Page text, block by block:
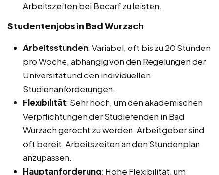
Arbeitszeiten bei Bedarf zu leisten.
Studentenjobs in Bad Wurzach
Arbeitsstunden: Variabel, oft bis zu 20 Stunden
pro Woche, abhängig von den Regelungen der
Universität und den individuellen
Studienanforderungen.
Flexibilität: Sehr hoch, um den akademischen
Verpflichtungen der Studierenden in Bad
Wurzach gerecht zu werden. Arbeitgeber sind
oft bereit, Arbeitszeiten an den Stundenplan
anzupassen.
Hauptanforderung: Hohe Flexibilität, um